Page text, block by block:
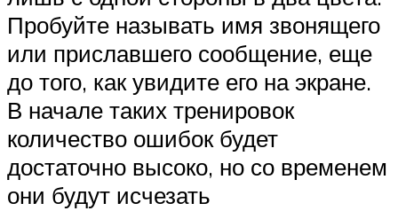
Пробуйте называть имя звонящего
или приславшего сообщение, еще
до того, как увидите его на экране.
В начале таких тренировок
количество ошибок будет
достаточно высоко, но со временем
они будут исчезать